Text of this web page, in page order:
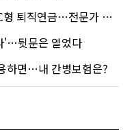
직연금…전문가 조언은
'…뒷문은 열었다
하면…내 간병보험은?